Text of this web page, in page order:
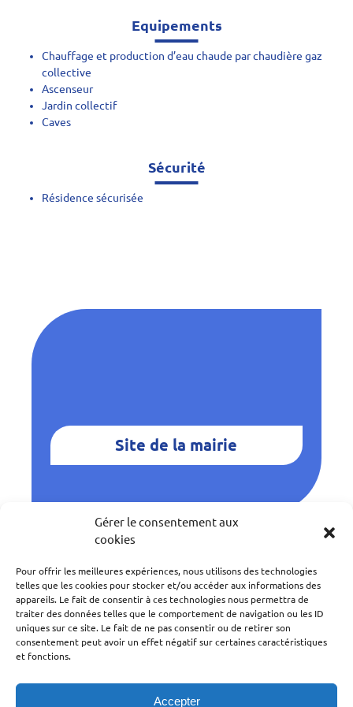
Gérer le consentement aux
cookies
Pour offrir les meilleures expériences, nous utilisons des technologies
telles que les cookies pour stocker et/ou accéder aux informations des
appareils. Le fait de consentir à ces technologies nous permettra de
traiter des données telles que le comportement de navigation ou les ID
uniques sur ce site. Le fait de ne pas consentir ou de retirer son
consentement peut avoir un effet négatif sur certaines caractéristiques
et fonctions.
Accepter
Equipements
Chauffage et production d’eau chaude par chaudière gaz
collective
Ascenseur
Jardin collectif
Caves
Sécurité
Résidence sécurisée
Site de la mairie
Retour à la carte
Copyrights - 2026 Domnis